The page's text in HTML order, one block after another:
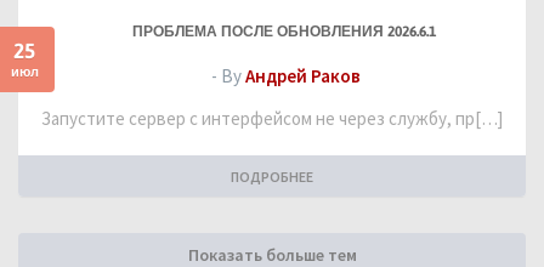
25
июл
ПРОБЛЕМА ПОСЛЕ ОБНОВЛЕНИЯ 2026.6.1
- ByАндрей Раков
Запустите сервер с интерфейсом не через службу, пр[…]
ПОДРОБНЕЕ
Показать больше тем